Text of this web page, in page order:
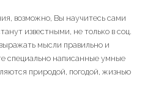
возможно, Вы научитесь сами
известными, не только в соц.
мысли правильно и
специально написанные умные
природой, погодой, жизнью